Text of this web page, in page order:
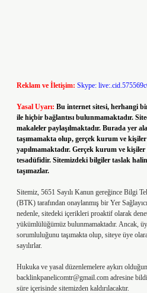
Reklam ve İletişim: Skype:
Yasal Uyarı: Bu internet sitesi, herhangi
ile hiçbir bağlantısı bulunmamaktadır.
makaleler paylaşılmaktadır. Burada yer
taşımamakta olup, gerçek kurum ve
yapılmamaktadır. Gerçek kurum ve
tesadüfidir. Sitemizdeki bilgiler taslak
taşımazlar.
Sitemiz, 5651 Sayılı Kanun gereğince Bilgi
(BTK) tarafından onaylanmış bir Yer
nedenle, sitedeki içerikleri proaktif olarak
yükümlülüğümüz bulunmamaktadır. Ancak,
sorumluluğunu taşımakta olup, siteye üye
sayılırlar.
Hukuka ve yasal düzenlemelere aykırı
backlinkpanelicomtr@gmail.com adresine
süre içerisinde sitemizden kaldırılacaktır.